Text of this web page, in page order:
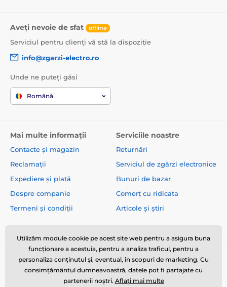
Aveți nevoie de sfat offline
Serviciul pentru clienți vă stă la dispoziție
info@zgarzi-electro.ro
Unde ne puteți găsi
Română
Mai multe informații
Contacte și magazin
Reclamații
Expediere și plată
Despre companie
Termeni și condiții
Serviciile noastre
Returnări
Serviciul de zgărzi electronice
Bunuri de bazar
Comerț cu ridicata
Articole și știri
Utilizăm module cookie pe acest site web pentru a asigura buna
funcționare a acestuia, pentru a analiza traficul, pentru a
personaliza conținutul și, eventual, în scopuri de marketing. Cu
consimțământul dumneavoastră, datele pot fi partajate cu
partenerii noștri. Aflați mai multe